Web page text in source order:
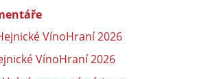
VínoHraní 2026
VínoHraní 2026